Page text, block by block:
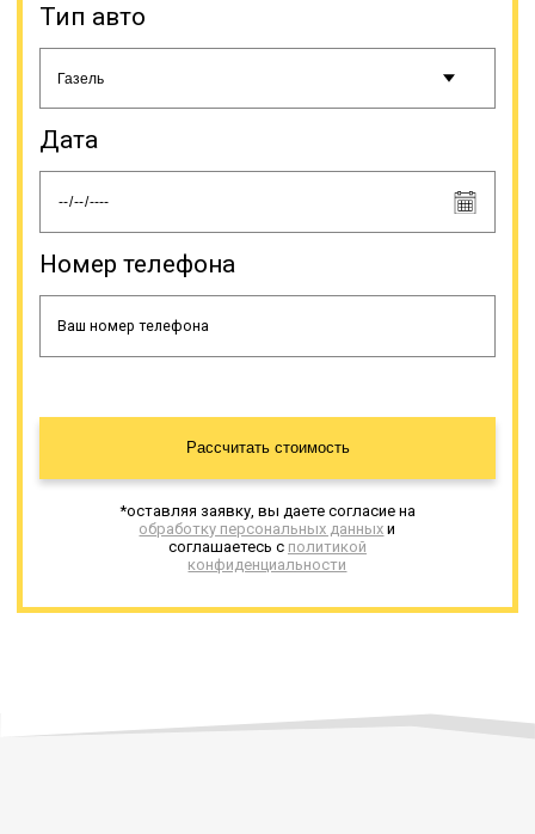
Тип авто
Дата
Номер телефона
Рассчитать стоимость
*оставляя заявку, вы даете согласие на
обработку персональных данных и
соглашаетесь с политикой
конфиденциальности